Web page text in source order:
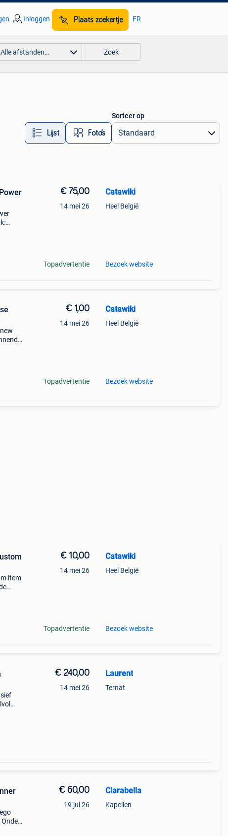
Inloggen Plaats zoekertje FR
Alle afstanden… Zoek
Lijst Foto’s
Sorteer op
€ 75,00
14 mei 26
Topadvertentie
Catawiki
Heel België
Bezoek website
€ 1,00
14 mei 26
Topadvertentie
Catawiki
Heel België
Bezoek website
item
€ 10,00
14 mei 26
Topadvertentie
Catawiki
Heel België
Bezoek website
€ 240,00
14 mei 26
Laurent
Ternat
€ 60,00
19 jul 26
Clarabella
Kapellen